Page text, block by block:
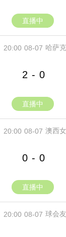
直播中
08-07
20:00 哈萨
2 - 0
直播中
08-07
20:00 澳西
0 - 0
直播中
08-07
20:00 球会